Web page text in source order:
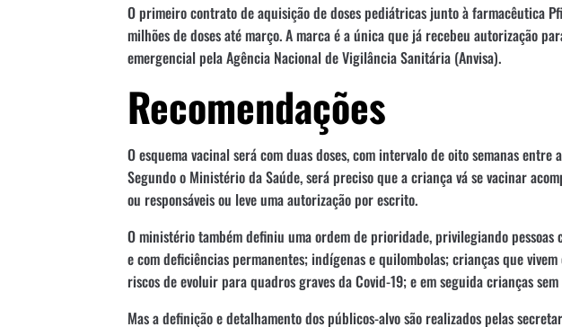
O primeiro contrato de aquisição de doses pediátricas junto à farmacêutica
milhões de doses até março. A marca é a única que já recebeu autorização
emergencial pela Agência Nacional de Vigilância Sanitária (Anvisa).
Recomendações
O esquema vacinal será com duas doses, com intervalo de oito semanas entre
Segundo o Ministério da Saúde, será preciso que a criança vá se vacinar
ou responsáveis ou leve uma autorização por escrito.
O ministério também definiu uma ordem de prioridade, privilegiando pessoas
e com deficiências permanentes; indígenas e quilombolas; crianças que vivem
riscos de evoluir para quadros graves da Covid-19; e em seguida crianças
Mas a definição e detalhamento dos públicos-alvo são realizados pelas